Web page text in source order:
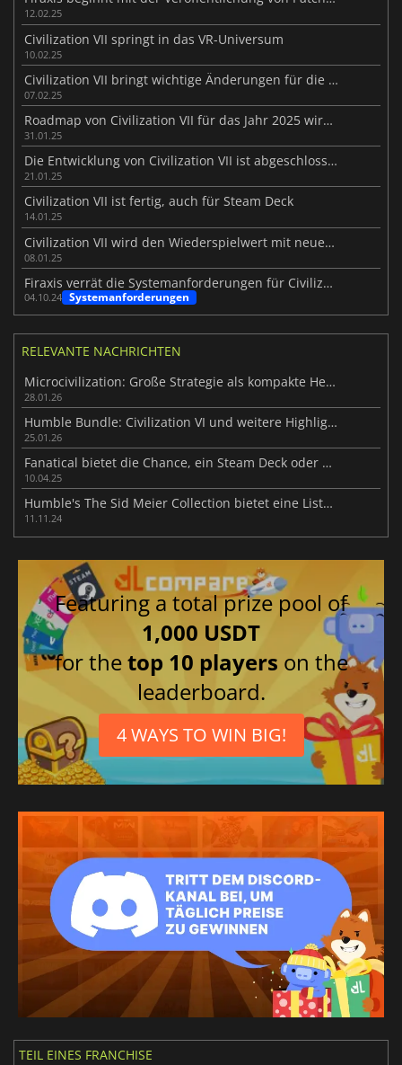
12.02.25
Civilization VII springt in das VR-Universum
10.02.25
Civilization VII bringt wichtige Änderungen für die Franchise
07.02.25
Roadmap von Civilization VII für das Jahr 2025 wird kurz vor der Veröffentlichung enthüllt
31.01.25
Die Entwicklung von Civilization VII ist abgeschlossen und das Spiel ist vertig
21.01.25
Civilization VII ist fertig, auch für Steam Deck
14.01.25
Civilization VII wird den Wiederspielwert mit neuen Features erhöhen
08.01.25
Firaxis verrät die Systemanforderungen für Civilization VII auf dem PC
04.10.24 Systemanforderungen
RELEVANTE NACHRICHTEN
Microcivilization: Große Strategie als kompakte Herausforderung
28.01.26
Humble Bundle: Civilization VI und weitere Highlights von Sid Meier
25.01.26
Fanatical bietet die Chance, ein Steam Deck oder ein VR-Headset zu gewinnen
10.04.25
Humble's The Sid Meier Collection bietet eine Liste hochgelobter Strategiespiele und vieles mehr
11.11.24
Featuring a total prize pool of
1,000 USDT
for thetop 10 players on the
leaderboard.
4 WAYS TO WIN BIG!
TEIL EINES FRANCHISE